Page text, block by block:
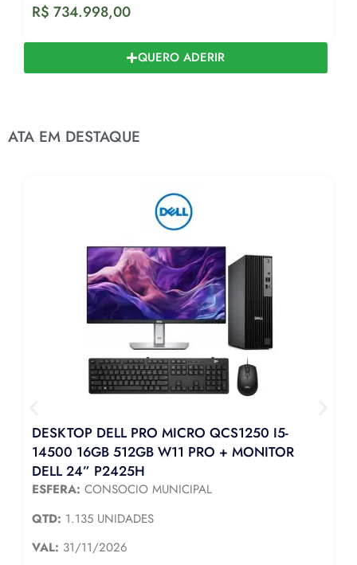
R$ 734.998,00
QUERO ADERIR
ATA EM DESTAQUE
DESKTOP DELL PRO MICRO QCS1250 I5-
14500 16GB 512GB W11 PRO + MONITOR
DELL 24” P2425H
ESFERA: CONSOCIO MUNICIPAL
QTD: 1.135 UNIDADES
VAL: 31/11/2026